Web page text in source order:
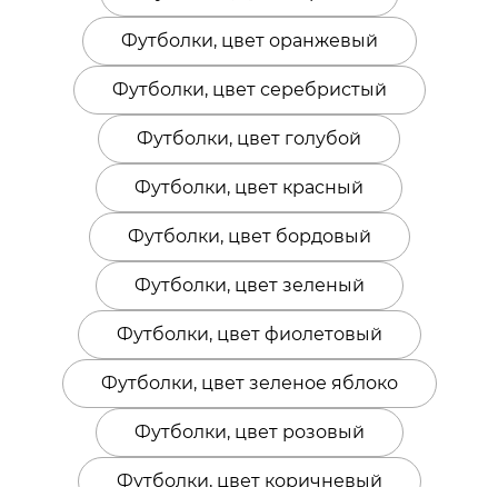
Футболки, цвет оранжевый
Футболки, цвет серебристый
Футболки, цвет голубой
Футболки, цвет красный
Футболки, цвет бордовый
Футболки, цвет зеленый
Футболки, цвет фиолетовый
Футболки, цвет зеленое яблоко
Футболки, цвет розовый
Футболки, цвет коричневый